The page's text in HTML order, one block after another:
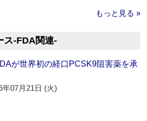
もっと見る »
‐FDA関連‐
が世界初の経口PCSK9阻害薬を承
年07月21日 (火)